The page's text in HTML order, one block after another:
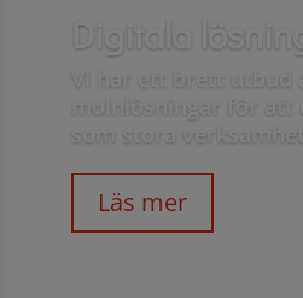
Digitala
som stora
Läs mer